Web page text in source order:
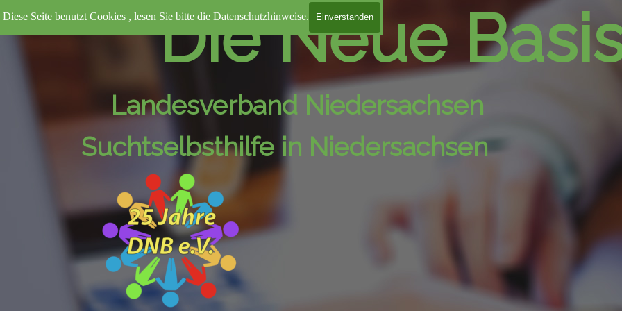
Diese Seite benutzt Cookies , lesen Sie bitte die Datenschutzhinweise. Einverstanden
Die Neue
Landesverband Niedersachsen
Suchtselbsthilfe in Niedersachsen